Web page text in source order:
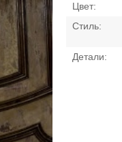
Транспорт